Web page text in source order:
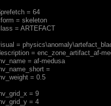
= 64
= skeleton
= ARTEFACT
=
= enc_zone_artifact_af-
= af-medusa
=
= 0.5
= 9
= 4